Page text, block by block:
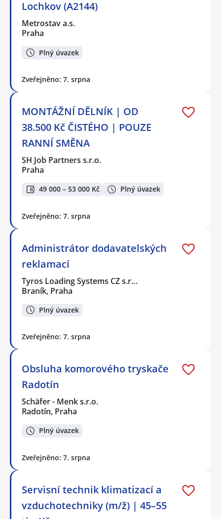
Lochkov (A2144)
Metrostav a.s.
Praha
Plný úvazek
Zveřejněno: 7. srpna
MONTÁŽNÍ DĚLNÍK | OD
38.500 Kč ČISTÉHO | POUZE
RANNÍ SMĚNA
SH Job Partners s.r.o.
Praha
49 000 – 53 000 Kč Plný úvazek
Zveřejněno: 7. srpna
Administrátor dodavatelských
reklamací
Tyros Loading Systems CZ s.r…
Braník, Praha
Plný úvazek
Zveřejněno: 7. srpna
Obsluha komorového tryskače
Radotín
Schäfer - Menk s.r.o.
Radotín, Praha
Plný úvazek
Zveřejněno: 7. srpna
Servisní technik klimatizací a
vzduchotechniky (m/ž) | 45–55